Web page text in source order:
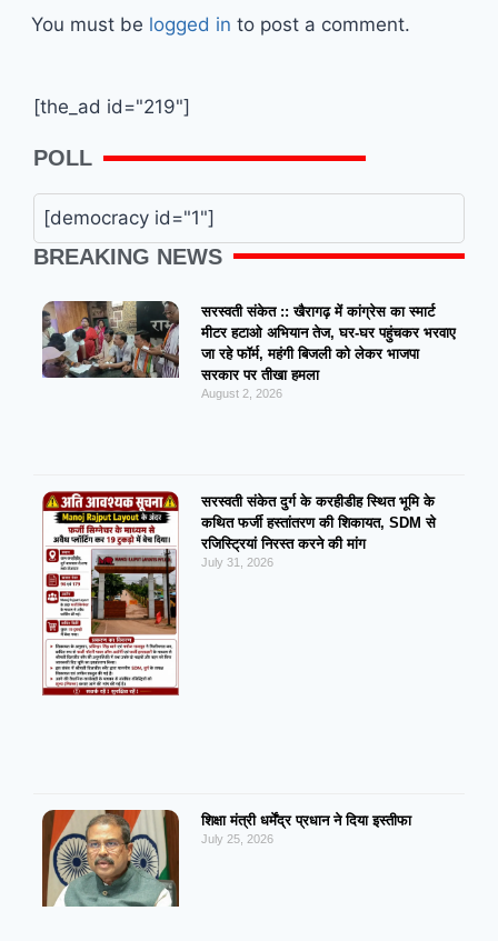
You must be logged in to post a comment.
[the_ad id="219"]
POLL
[democracy id="1"]
BREAKING NEWS
सरस्वती संकेत :: खैरागढ़ में कांग्रेस का स्मार्ट
मीटर हटाओ अभियान तेज, घर-घर पहुंचकर भरवाए
जा रहे फॉर्म, महंगी बिजली को लेकर भाजपा
सरकार पर तीखा हमला
August 2, 2026
सरस्वती संकेत दुर्ग के करहीडीह स्थित भूमि के
कथित फर्जी हस्तांतरण की शिकायत, SDM से
रजिस्ट्रियां निरस्त करने की मांग
July 31, 2026
शिक्षा मंत्री धर्मेंद्र प्रधान ने दिया इस्तीफा
July 25, 2026